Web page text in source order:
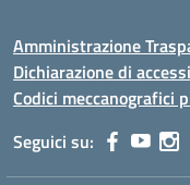
Amministrazione
Dichiarazione di
Codici meccanografici
Seguici su: